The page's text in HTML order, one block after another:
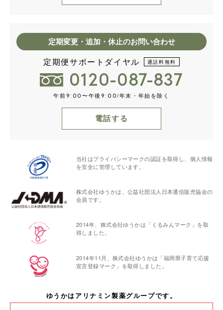
定期変更・追加・休止のお問い合わせ
定期便サポートダイヤル 通話料無料
0120-087-837
午前 9:00 〜午後 9:00/年末・年始を除く
電話する
当社はプライバシーマークの認証を取得し、個人情報
を安全に管理しています。
株式会社ゆうかは、公益社団法人日本通信販売協会の
会員です。
2014年、株式会社ゆうかは「くるみんマーク」を取
得しました。
2014年11月、株式会社ゆうかは「福岡県子育て応援
宣言登録マーク」を取得しました。
ゆうかはアリナミン製薬グループです。